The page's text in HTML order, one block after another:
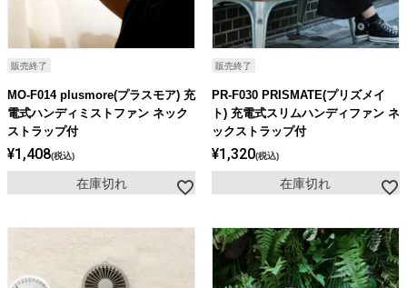
販売終了
MO-F014 plusmore(プラスモア) 充
電式ハンディミストファン ネック
ストラップ付
¥1,408 税込
在庫切れ
販売終了
PR-F030 PRISMATE(プリズメイ
ト) 充電式スリムハンディファン ネ
ックストラップ付
¥1,320 税込
在庫切れ